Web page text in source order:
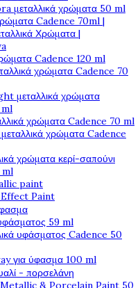
μεταλλικά χρώματα 50 ml
Cadence 70ml |
Χρώματα |
Cadence 120 ml
χρώματα Cadence 70
μεταλλικά χρώματα
χρώματα Cadence 70 ml
χρώματα Cadence
χρώματα κερί-σαπούνι
ml
paint
Paint
59 ml
υφάσματος Cadence 50
για ύφασμα 100 ml
- πορσελάνη
& Porcelain Paint 50